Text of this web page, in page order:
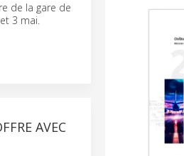
de la gare de
3 mai.
AVEC